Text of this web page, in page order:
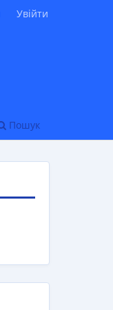
Пошук
Увійти